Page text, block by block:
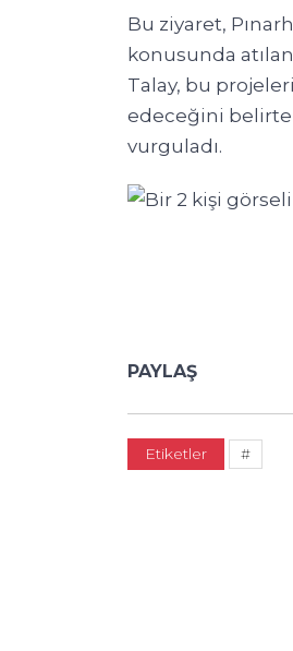
Bu ziyaret,
konusunda
Talay, bu
edeceğini
vurguladı.
PAYLAŞ
Etiketler #